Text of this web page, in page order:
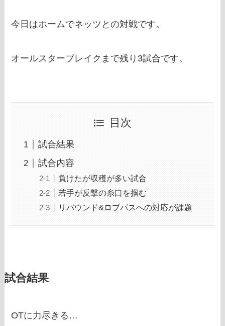
今日はホームでネッツとの対戦です。
オールスターブレイクまで残り3試合です。
目次
試合結果
試合内容
負けたが収穫が多い試合
若手が反撃の糸口を掴む
リバウンド&ロブパスへの対応が課題
試合結果
OTに力尽きる…